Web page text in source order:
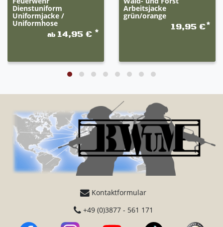
Dienstuniform
Uniformjacke /
Uniformhose
ab 14,95 € *
Arbeitsjacke
grün/orange
19,95 €*
Kontaktformular
+49 (0)3877 - 561 171